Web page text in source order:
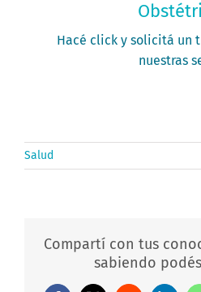
Hacé click y solicitá un
nuestras
PEDÍ TU
Salud
Compartí con tus
sabiendo